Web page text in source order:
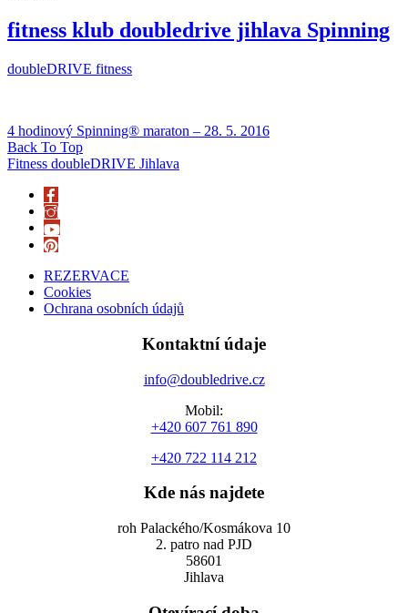
fitness klub doubledrive jihlava Spinning
doubleDRIVE fitness
4 hodinový Spinning® maraton – 28. 5. 2016
Back To Top
Fitness doubleDRIVE Jihlava
REZERVACE
Cookies
Ochrana osobních údajů
Kontaktní údaje
info@doubledrive.cz
Mobil:
+420 607 761 890
+420 722 114 212
Kde nás najdete
roh Palackého/Kosmákova 10
2. patro nad PJD
58601
Jihlava